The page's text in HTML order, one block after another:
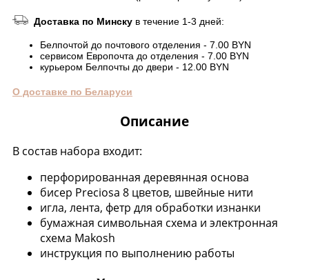
Доставка по Минску в течение 1-3 дней:
Белпочтой до почтового отделения - 7.00 BYN
сервисом Европочта до отделения - 7.00 BYN
курьером Белпочты до двери - 12.00 BYN
О доставке по Беларуси
Описание
В состав набора входит:
перфорированная деревянная основа
бисер Preciosa 8 цветов, швейные нити
игла, лента, фетр для обработки изнанки
бумажная символьная схема и электронная
схема Makosh
инструкция по выполнению работы